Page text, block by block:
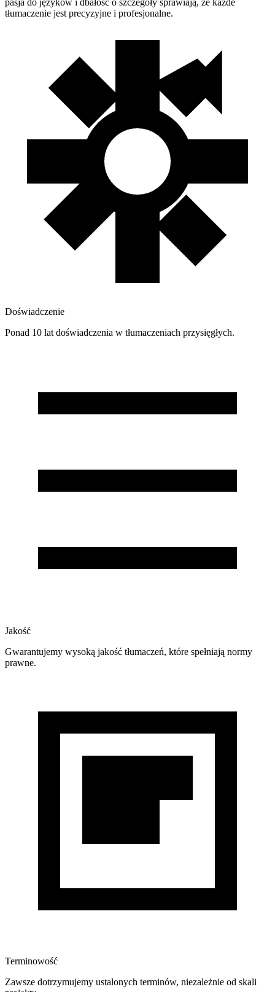
tłumaczenie jest precyzyjne i profesjonalne.
Doświadczenie
Ponad 10 lat doświadczenia w tłumaczeniach przysięgłych.
Jakość
Gwarantujemy wysoką jakość tłumaczeń, które spełniają normy
prawne.
Terminowość
Zawsze dotrzymujemy ustalonych terminów, niezależnie od skali